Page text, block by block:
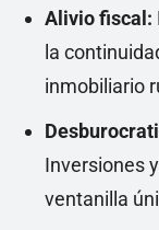
Alivio fiscal:
la
inmobiliario
Inversiones
ventanilla